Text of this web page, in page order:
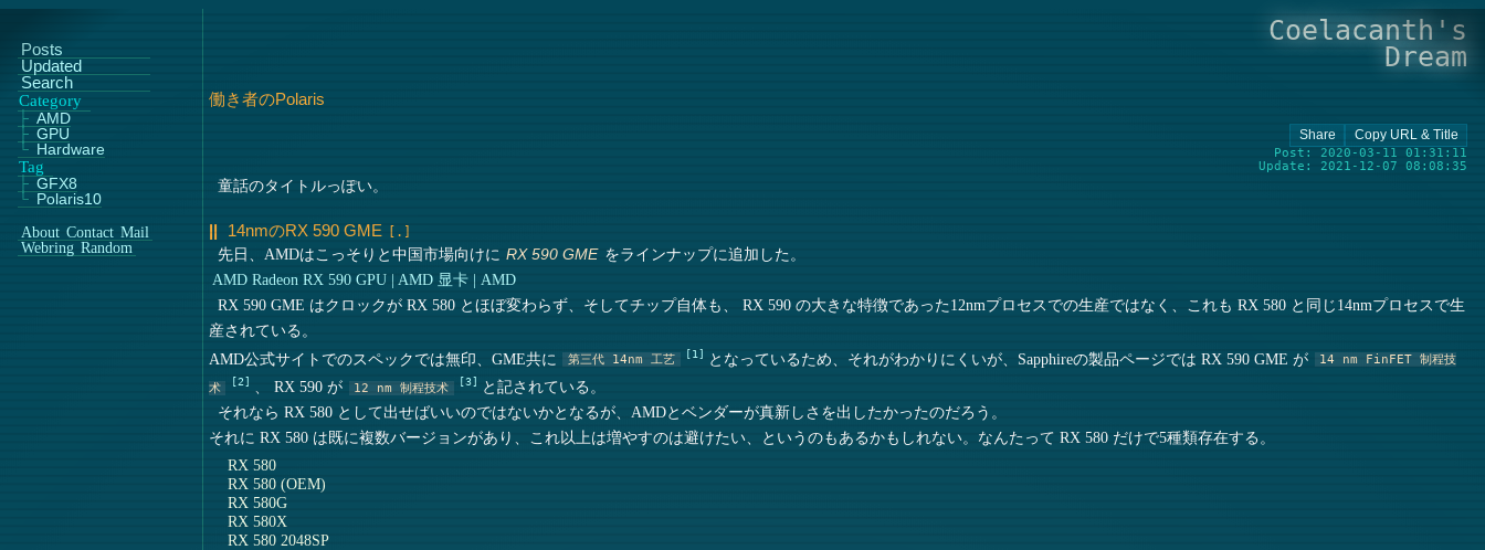
Coelacanth's
Dream
働き者のPolaris
Post: 2020-03-11 01:31:11
Update: 2021-12-07 08:08:35
童話のタイトルっぽい。
14nmのRX 590 GME
先日、AMDはこっそりと中国市場向けに RX 590 GME をラインナップに追加した。
AMD Radeon RX 590 GPU | AMD 显卡 | AMD
RX 590 GME はクロックが RX 580 とほぼ変わらず、そしてチップ自体も、 RX 590 の大きな特徴であった12nmプロセスでの生産ではなく、これも RX 580 と同じ14nmプロセスで生
産されている。
AMD公式サイトでのスペックでは無印、GME共に
第三代 14nm 工艺 1 となっているため、それがわかりにくいが、Sapphireの製品ページでは RX 590 GME が
14 nm FinFET 制程技
术
2 、 RX 590 が 12 nm 制程技术 3
と記されている。
それなら RX 580 として出せばいいのではないかとなるが、AMDとベンダーが真新しさを出したかったのだろう。
それに RX 580 は既に複数バージョンがあり、これ以上は増やすのは避けたい、というのもあるかもしれない。なんたって RX 580 だけで5種類存在する。
RX 580
RX 580 (OEM)
RX 580G
RX 580X
RX 580 2048SP
Posts
Updated
Search
Category
AMD
GPU
Hardware
Tag
GFX8
Polaris10
About Contact Mail
Webring Random